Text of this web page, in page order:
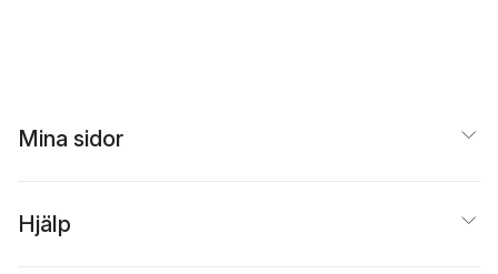
Mina sidor
Hjälp